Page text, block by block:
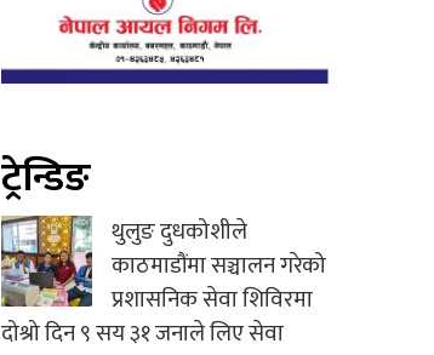
ट्रेन्डिङ
थुलुङ दुधकोशीले
काठमाडौंमा सञ्चालन गरेको
प्रशासनिक सेवा शिविरमा
दोश्रो दिन ९ सय ३१ जनाले लिए सेवा